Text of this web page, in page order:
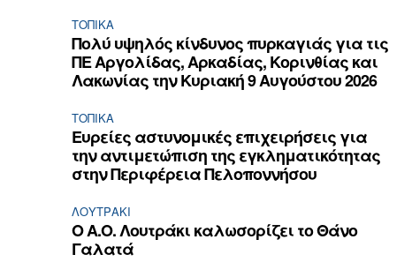
ΤΟΠΙΚΑ
Πολύ υψηλός κίνδυνος πυρκαγιάς για τις
ΠΕ Αργολίδας, Αρκαδίας, Κορινθίας και
Λακωνίας την Κυριακή 9 Αυγούστου 2026
ΤΟΠΙΚΑ
Ευρείες αστυνομικές επιχειρήσεις για
την αντιμετώπιση της εγκληματικότητας
στην Περιφέρεια Πελοποννήσου
ΛΟΥΤΡΆΚΙ
Ο Α.Ο. Λουτράκι καλωσορίζει το Θάνο
Γαλατά